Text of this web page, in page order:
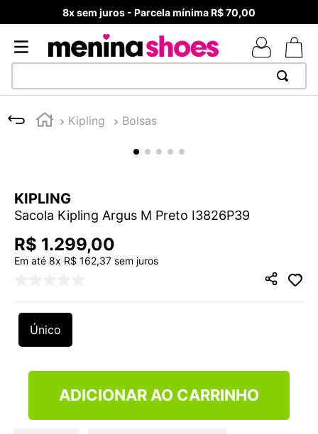
8x sem juros - Parcela mínima R$ 70,00
Kipling Bolsas
KIPLING
Sacola Kipling Argus M Preto I3826P39
R$ 1.299,00
Em até 8x R$ 162,37 sem juros
Único
ADICIONAR AO CARRINHO
1
TÊNIS NEWS BALANCE 530
MELISSAS MINI BABY
º
NEW 9060
5 º
ADIDAS
6º
SAMBA
º
NEW 530
10º VEJA COUNTRY